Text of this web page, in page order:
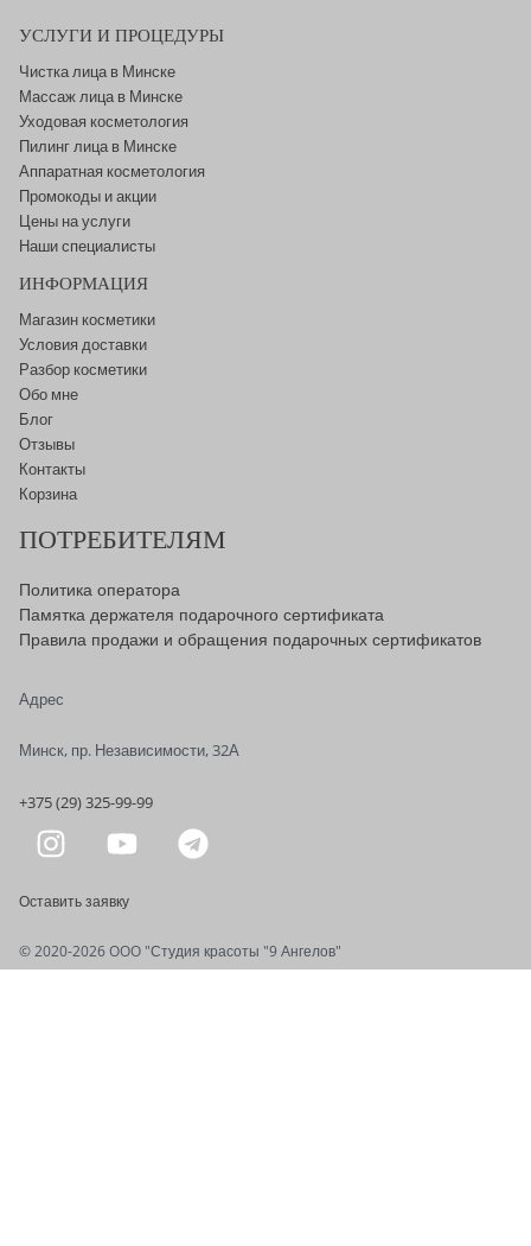
УСЛУГИ И ПРОЦЕДУРЫ
Чистка лица в Минске
Массаж лица в Минске
Уходовая косметология
Пилинг лица в Минске
Аппаратная косметология
Промокоды и акции
Цены на услуги
Наши специалисты
ИНФОРМАЦИЯ
Магазин косметики
Условия доставки
Разбор косметики
Обо мне
Блог
Отзывы
Контакты
Корзина
ПОТРЕБИТЕЛЯМ
Политика оператора
Памятка держателя подарочного сертификата
Правила продажи и обращения подарочных сертификатов
Адрес
Минск, пр. Независимости, 32А
+375 (29) 325-99-99
Оставить заявку
© 2020-2026 OOO "Студия красоты "9 Ангелов"